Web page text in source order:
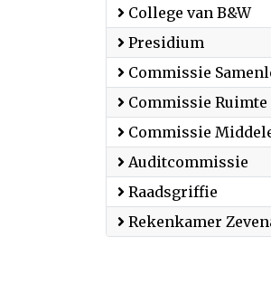
College van B&W
Presidium
Commissie
Commissie Ruimte
Commissie
Auditcommissie
Raadsgriffie
Rekenkamer